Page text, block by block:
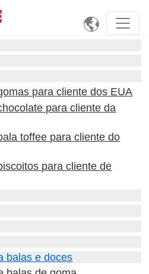

para cliente dos EUA
para cliente da
toffee para cliente do
para cliente de
balas e doces